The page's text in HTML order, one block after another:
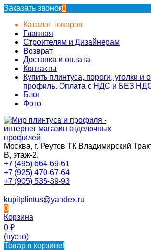
Заказать звонок0
Каталог товаров
Главная
Строителям и Дизайнерам
Возврат
Доставка и оплата
Контакты
Купить плинтуса, пороги, уголки и
профиль. Оплата с НДС и БЕЗ
Блог
Фото
Москва, г. Реутов ТК Владимирский
В, этаж-2.
+7 (495) 664-69-61
+7 (925) 470-67-64
+7 (905) 535-39-93
kupitplintus@yandex.ru
0
Корзина
0 ₽
(пусто)
Товар в корзине!